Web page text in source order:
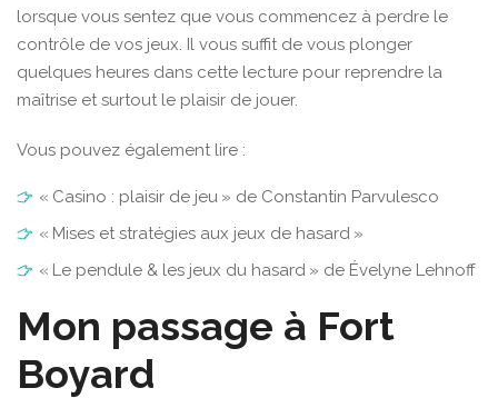
lorsque vous sentez que vous commencez à perdre le
contrôle de vos jeux. Il vous suffit de vous plonger
quelques heures dans cette lecture pour reprendre la
maîtrise et surtout le plaisir de jouer.
Vous pouvez également lire :
« Casino : plaisir de jeu » de Constantin Parvulesco
« Mises et stratégies aux jeux de hasard »
« Le pendule & les jeux du hasard » de Évelyne Lehnoff
Mon passage à Fort
Boyard